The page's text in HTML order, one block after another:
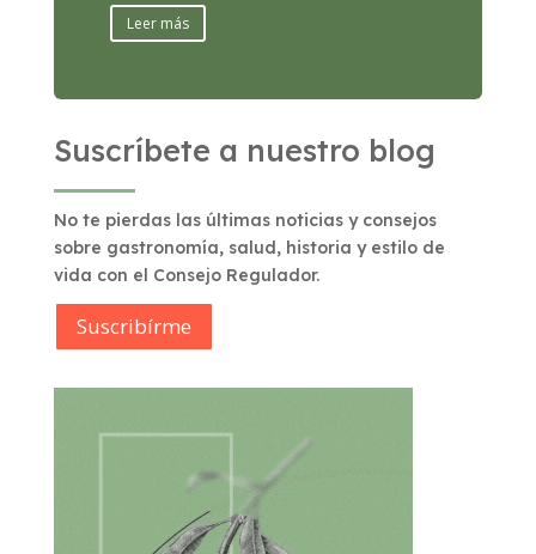
Leer más
Suscríbete a nuestro blog
No te pierdas las últimas noticias y consejos
sobre gastronomía, salud, historia y estilo de
vida con el Consejo Regulador.
Suscribírme